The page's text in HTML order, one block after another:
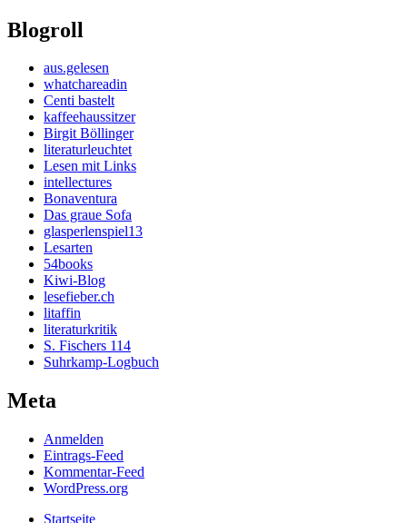
Blogroll
aus.gelesen
whatchareadin
Centi bastelt
kaffeehaussitzer
Birgit Böllinger
literaturleuchtet
Lesen mit Links
intellectures
Bonaventura
Das graue Sofa
glasperlenspiel13
Lesarten
54books
Kiwi-Blog
lesefieber.ch
litaffin
literaturkritik
S. Fischers 114
Suhrkamp-Logbuch
Meta
Anmelden
Eintrags-Feed
Kommentar-Feed
WordPress.org
Startseite